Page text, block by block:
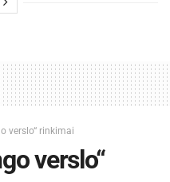
verslo“ rinkimai
verslo“